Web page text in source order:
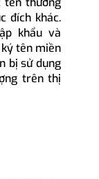
đích khác.
khẩu và
tên miền
bị sử dụng
trên thị